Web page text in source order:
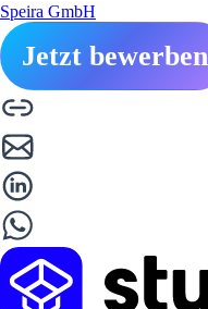
Speira GmbH
Jetzt bewerben